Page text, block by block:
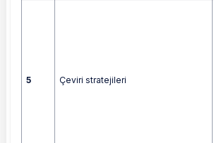
5 Çeviri stratejileri